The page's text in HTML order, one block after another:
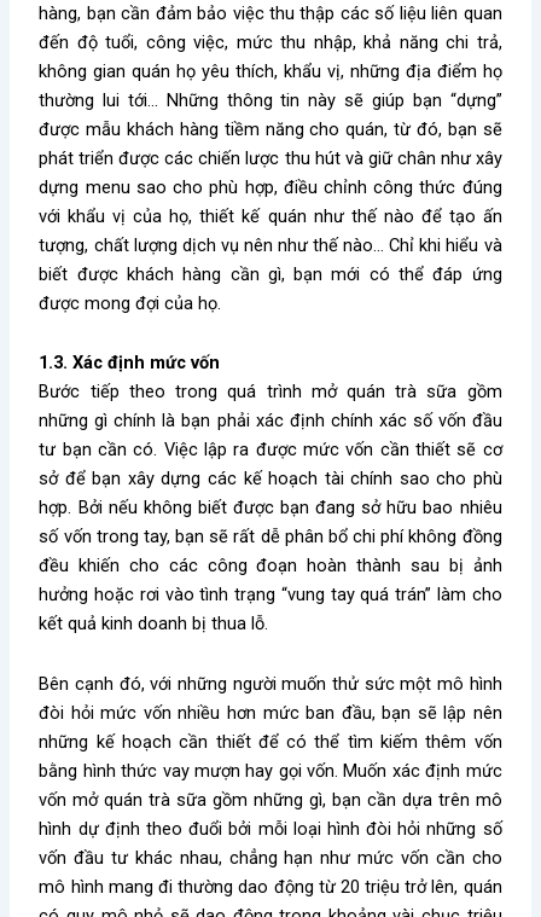
hàng, bạn cần đảm bảo việc thu thập các số liệu liên quan
đến độ tuổi, công việc, mức thu nhập, khả năng chi trả,
không gian quán họ yêu thích, khẩu vị, những địa điểm họ
thường lui tới… Những thông tin này sẽ giúp bạn “dựng”
được mẫu khách hàng tiềm năng cho quán, từ đó, bạn sẽ
phát triển được các chiến lược thu hút và giữ chân như xây
dựng menu sao cho phù hợp, điều chỉnh công thức đúng
với khẩu vị của họ, thiết kế quán như thế nào để tạo ấn
tượng, chất lượng dịch vụ nên như thế nào… Chỉ khi hiểu và
biết được khách hàng cần gì, bạn mới có thể đáp ứng
được mong đợi của họ.
1.3. Xác định mức vốn
Bước tiếp theo trong quá trình mở quán trà sữa gồm
những gì chính là bạn phải xác định chính xác số vốn đầu
tư bạn cần có. Việc lập ra được mức vốn cần thiết sẽ cơ
sở để bạn xây dựng các kế hoạch tài chính sao cho phù
hợp. Bởi nếu không biết được bạn đang sở hữu bao nhiêu
số vốn trong tay, bạn sẽ rất dễ phân bổ chi phí không đồng
đều khiến cho các công đoạn hoàn thành sau bị ảnh
hưởng hoặc rơi vào tình trạng “vung tay quá trán” làm cho
kết quả kinh doanh bị thua lỗ.
Bên cạnh đó, với những người muốn thử sức một mô hình
đòi hỏi mức vốn nhiều hơn mức ban đầu, bạn sẽ lập nên
những kế hoạch cần thiết để có thể tìm kiếm thêm vốn
bằng hình thức vay mượn hay gọi vốn. Muốn xác định mức
vốnmở quán trà sữa gồm những gì, bạn cần dựa trên mô
hình dự định theo đuổi bởi mỗi loại hình đòi hỏi những số
vốn đầu tư khác nhau, chẳng hạn như mức vốn cần cho
mô hình mang đi thường dao động từ 20 triệu trở lên, quán